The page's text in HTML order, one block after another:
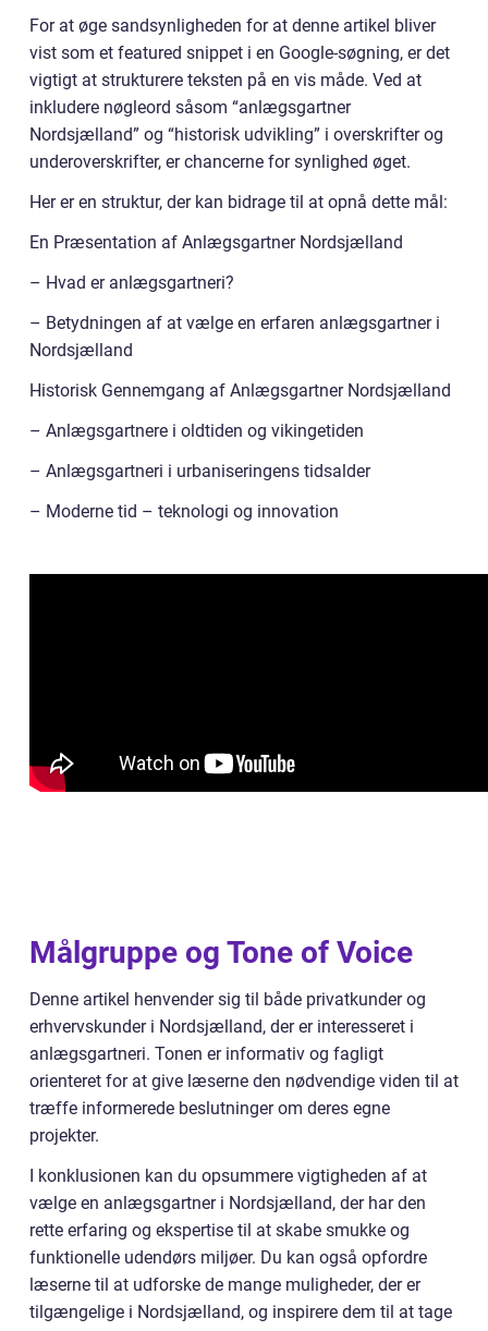
For at øge sandsynligheden for at denne artikel bliver
vist som et featured snippet i en Google-søgning, er det
vigtigt at strukturere teksten på en vis måde. Ved at
inkludere nøgleord såsom “anlægsgartner
Nordsjælland” og “historisk udvikling” i overskrifter og
underoverskrifter, er chancerne for synlighed øget.
Her er en struktur, der kan bidrage til at opnå dette mål:
En Præsentation af Anlægsgartner Nordsjælland
– Hvad er anlægsgartneri?
– Betydningen af at vælge en erfaren anlægsgartner i
Nordsjælland
Historisk Gennemgang af Anlægsgartner Nordsjælland
– Anlægsgartnere i oldtiden og vikingetiden
– Anlægsgartneri i urbaniseringens tidsalder
– Moderne tid – teknologi og innovation
Målgruppe og Tone of Voice
Denne artikel henvender sig til både privatkunder og
erhvervskunder i Nordsjælland, der er interesseret i
anlægsgartneri. Tonen er informativ og fagligt
orienteret for at give læserne den nødvendige viden til at
træffe informerede beslutninger om deres egne
projekter.
I konklusionen kan du opsummere vigtigheden af at
vælge en anlægsgartner i Nordsjælland, der har den
rette erfaring og ekspertise til at skabe smukke og
funktionelle udendørs miljøer. Du kan også opfordre
læserne til at udforske de mange muligheder, der er
tilgængelige i Nordsjælland, og inspirere dem til at tage